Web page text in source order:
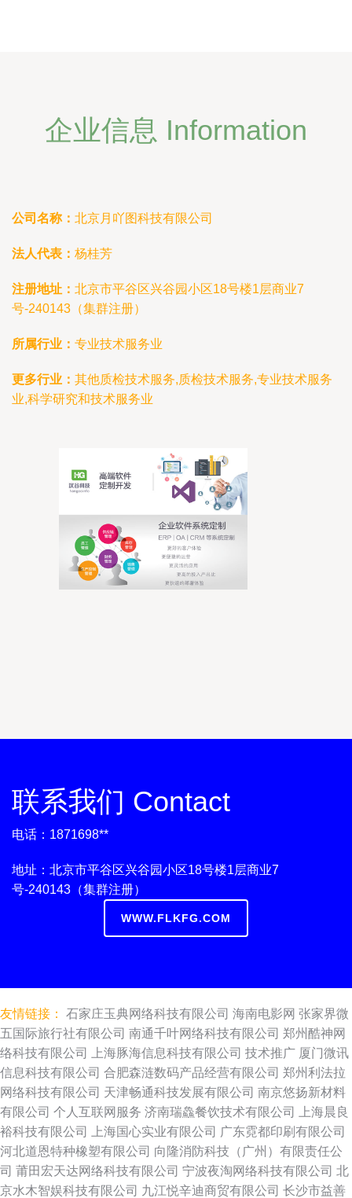
企业信息 Information
公司名称： 北京月吖图科技有限公司
法人代表： 杨桂芳
注册地址： 北京市平谷区兴谷园小区18号楼1层商业7
号-240143（集群注册）
所属行业： 专业技术服务业
更多行业： 其他质检技术服务,质检技术服务,专业技术服务
业,科学研究和技术服务业
联系我们 Contact
电话：1871698**
地址：北京市平谷区兴谷园小区18号楼1层商业7
号-240143（集群注册）
WWW.FLKFG.COM
友情链接： 石家庄玉典网络科技有限公司 海南电影网 张家界微
五国际旅行社有限公司 南通千叶网络科技有限公司 郑州酷神网
络科技有限公司
上海豚海信息科技有限公司 技术推广 厦门微讯
信息科技有限公司 合肥森涟数码产品经营有限公司 郑州利法拉
网络科技有限公司 天津畅通科技发展有限公司 南京悠扬新材料
有限公司 个人互联网服务 济南瑞鱻餐饮技术有限公司
上海晨良
裕科技有限公司
上海国心实业有限公司 广东霓都印刷有限公司
河北道恩特种橡塑有限公司 向隆消防科技（广州）有限责任公
司 莆田宏天达网络科技有限公司 宁波夜淘网络科技有限公司 北
京水木智娱科技有限公司 九江悦辛迪商贸有限公司 长沙市益善